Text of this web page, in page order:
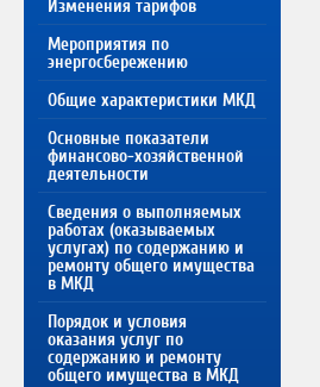
Изменения тарифов
Мероприятия по
энергосбережению
Общие характеристики МКД
Основные показатели
финансово-хозяйственной
деятельности
Сведения о выполняемых
работах (оказываемых
услугах) по содержанию и
ремонту общего имущества
в МКД
Порядок и условия
оказания услуг по
содержанию и ремонту
общего имущества в МКД